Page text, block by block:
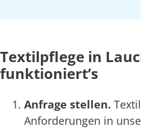
Textilpflege in
funktioniert’s
Anfrage stellen.
Anforderungen in